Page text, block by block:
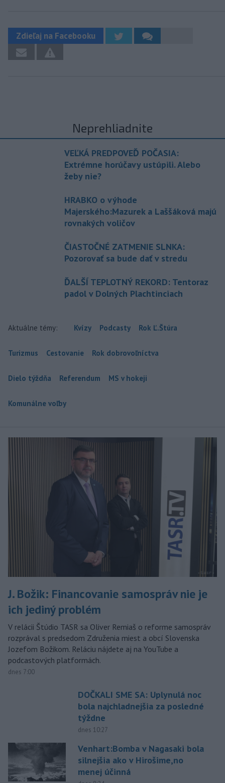
Zdieľaj na Facebooku
Neprehliadnite
VEĽKÁ PREDPOVEĎ POČASIA:
Extrémne horúčavy ustúpili. Alebo
žeby nie?
HRABKO o výhode
Majerského:Mazurek a Laššáková majú
rovnakých voličov
ČIASTOČNÉ ZATMENIE SLNKA:
Pozorovať sa bude dať v stredu
ĎALŠÍ TEPLOTNÝ REKORD: Tentoraz
padol v Dolných Plachtinciach
Aktuálne témy: Kvízy Podcasty Rok Ľ.Štúra
Turizmus Cestovanie Rok dobrovoľníctva
Dielo týždňa Referendum MS v hokeji
Komunálne voľby
J. Božik: Financovanie samospráv nie je
ich jediný problém
V relácii Štúdio TASR sa Oliver Remiaš o reforme samospráv
rozprával s predsedom Združenia miest a obcí Slovenska
Jozefom Božikom. Reláciu nájdete aj na YouTube a
podcastových platformách.
dnes 7:00
DOČKALI SME SA: Uplynulá noc
bola najchladnejšia za posledné
týždne
dnes 10:27
Venhart:Bomba v Nagasaki bola
silnejšia ako v Hirošime,no
menej účinná